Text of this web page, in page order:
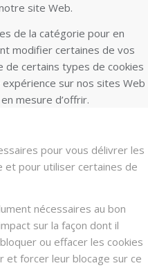
site Web.
de la catégorie pour en
modifier certaines de vos
de certains types de cookies
sur nos sites Web
mesure d’offrir.
pour vous délivrer les
et pour utiliser certaines de
nécessaires au bon
sur la façon dont il
ou effacer les cookies
et forcer leur blocage sur ce